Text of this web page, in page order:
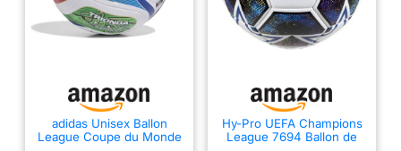
adidas Unisex Ballon
League Coupe du Monde
Hy-Pro UEFA Champions
League 7694 Ballon de